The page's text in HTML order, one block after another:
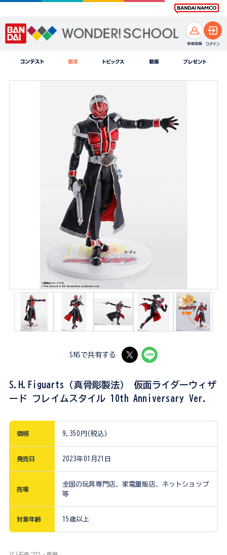
SNSで共有する
S.H.Figuarts（真骨彫製法） 仮面ライダーウィザ
ード フレイムスタイル 10th Anniversary Ver.
価格 9,350円(税込)
発売日 2023年01月21日
売場
全国の玩具専門店、家電量販店、ネットショップ
等
対象年齢 15歳以上